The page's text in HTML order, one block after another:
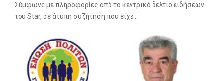
Σύμφωνα με πληροφορίες από το κεντρικό δελτίο ειδήσεων
του Star, σε άτυπη συζήτηση που είχε…